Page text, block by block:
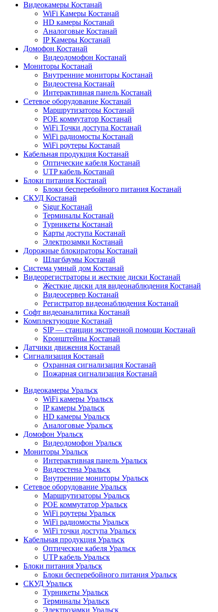
Видеокамеры Костанай
WiFi Камеры Костанай
HD камеры Костанай
Аналоговые Костанай
IP Камеры Костанай
Домофон Костанай
Видеодомофон Костанай
Мониторы Костанай
Внутренние мониторы Костанай
Видеостена Костанай
Интерактивная панель Костанай
Сетевое оборудование Костанай
Маршрутизаторы Костанай
POE коммутатор Костанай
WiFi Точки доступа Костанай
WiFi радиомосты Костанай
WiFi роутеры Костанай
Кабельная продукция Костанай
Оптические кабеля Костанай
UTP кабель Костанай
Блоки питания Костанай
Блоки бесперебойного питания Костанай
СКУД Костанай
Sigur Костанай
Терминалы Костанай
Турникеты Костанай
Карты доступа Костанай
Электрозамки Костанай
Дорожные блокираторы Костанай
Шлагбаумы Костанай
Система умный дом Костанай
Видеорегистраторы и жесткие диски Костанай
Жесткие диски для видеонаблюдения Костанай
Видеосервер Костанай
Регистратор видеонаблюдения Костанай
Софт видеоаналитика Костанай
Комплектующие Костанай
SIP — станции экстренной помощи Костанай
Кронштейны Костанай
Датчики движения Костанай
Сигнализация Костанай
Охранная сигнализация Костанай
Пожарная сигнализация Костанай
Видеокамеры Уральск
WiFi камеры Уральск
IP камеры Уральск
HD камеры Уральск
Аналоговые Уральск
Домофон Уральск
Видеодомофон Уральск
Мониторы Уральск
Интерактивная панель Уральск
Видеостена Уральск
Внутренние мониторы Уральск
Сетевое оборудование Уральск
Маршрутизаторы Уральск
POE коммутатор Уральск
WiFi роутеры Уральск
WiFi радиомосты Уральск
WiFi точки доступа Уральск
Кабельная продукция Уральск
Оптические кабеля Уральск
UTP кабель Уральск
Блоки питания Уральск
Блоки бесперебойного питания Уральск
СКУД Уральск
Турникеты Уральск
Терминалы Уральск
Электрозамки Уральск